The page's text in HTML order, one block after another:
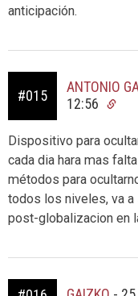
anticipación.
#015
ANTONIO
12:56
Dispositivo para
cada dia hara mas
métodos para
todos los niveles, va
post-globalizacion en